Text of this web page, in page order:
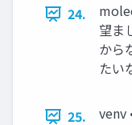
24.
望ま
から
たい
25.
venv